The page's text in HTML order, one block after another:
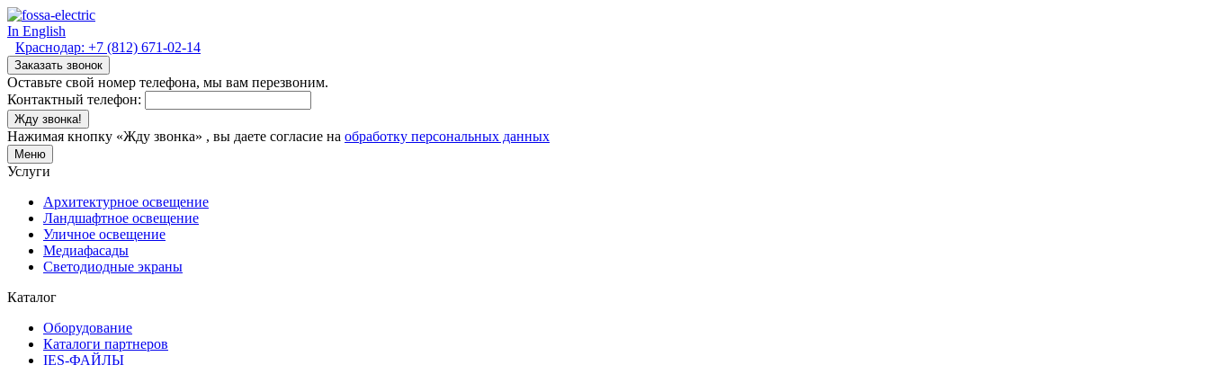
In English
Краснодар: +7 (812) 671-02-14
Заказать звонок
Оставьте свой номер телефона, мы вам перезвоним.
Контактный телефон:
Жду звонка!
Нажимая кнопку «Жду звонка» , вы даете согласие на обработку персональных данных
Меню
Услуги
Архитектурное освещение
Ландшафтное освещение
Уличное освещение
Медиафасады
Светодиодные экраны
Каталог
Оборудование
Каталоги партнеров
IES-ФАЙЛЫ